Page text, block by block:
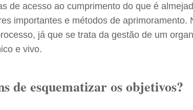
de acesso ao cumprimento do que é
importantes e métodos de aprimoramento.
já que se trata da gestão de um
e vivo.
de esquematizar os objetivos?